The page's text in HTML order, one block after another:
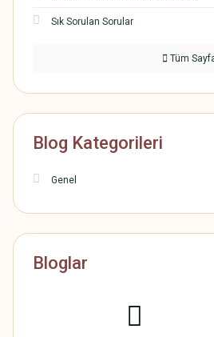
Sık Sorulan Sorular
Tüm
Blog Kategorileri
Genel
Bloglar